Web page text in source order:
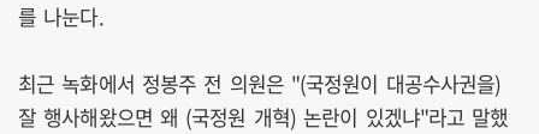
를 나눈다.
최근 녹화에서 정봉주 전 의원은 "(국정원이 대공수사권을)
잘 행사해왔으면 왜 (국정원 개혁) 논란이 있겠냐"라고 말했